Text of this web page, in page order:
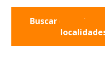
Buscar otros